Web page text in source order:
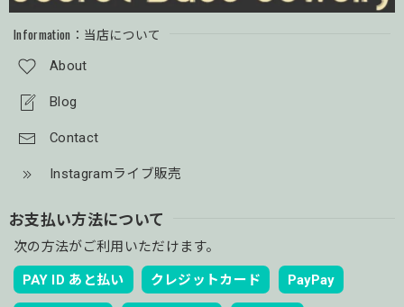
Information：当店について
About
Blog
Contact
Instagramライブ販売
お支払い方法について
次の方法がご利用いただけます。
PAY ID あと払い クレジットカード PayPay